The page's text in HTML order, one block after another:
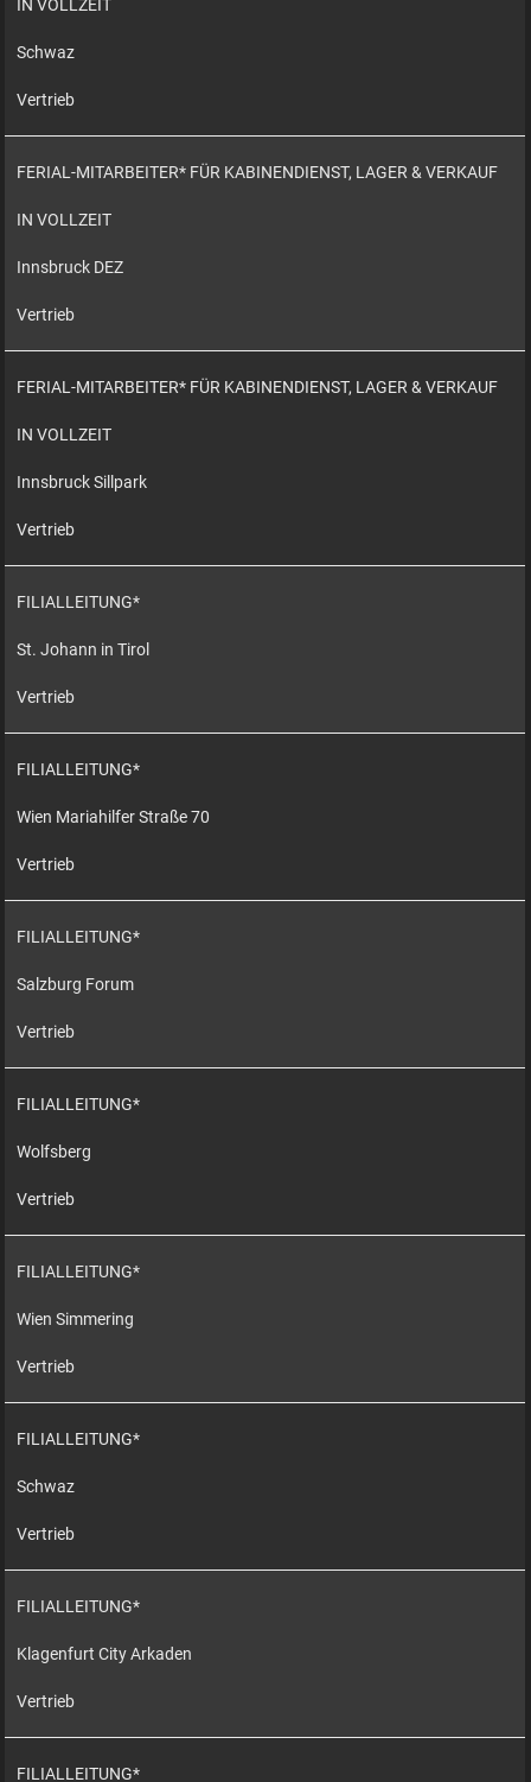
IN VOLLZEIT
Schwaz
Vertrieb
FERIAL-MITARBEITER* FÜR KABINENDIENST, LAGER & VERKAUF
IN VOLLZEIT
Innsbruck DEZ
Vertrieb
FERIAL-MITARBEITER* FÜR KABINENDIENST, LAGER & VERKAUF
IN VOLLZEIT
Innsbruck Sillpark
Vertrieb
FILIALLEITUNG*
St. Johann in Tirol
Vertrieb
FILIALLEITUNG*
Wien Mariahilfer Straße 70
Vertrieb
FILIALLEITUNG*
Salzburg Forum
Vertrieb
FILIALLEITUNG*
Wolfsberg
Vertrieb
FILIALLEITUNG*
Wien Simmering
Vertrieb
FILIALLEITUNG*
Schwaz
Vertrieb
FILIALLEITUNG*
Klagenfurt City Arkaden
Vertrieb
FILIALLEITUNG*